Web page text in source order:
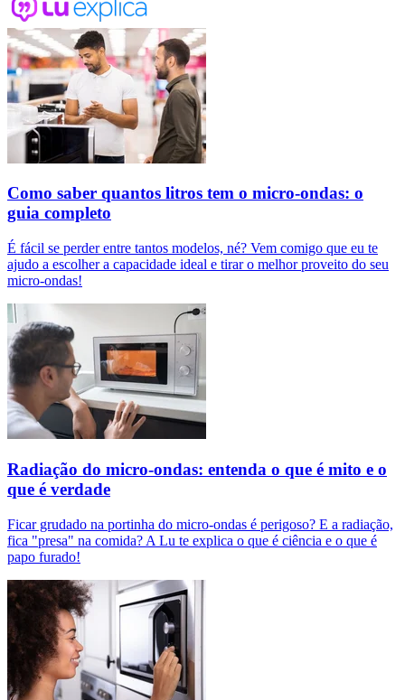
Como saber quantos litros tem o micro-ondas: o
guia completo
É fácil se perder entre tantos modelos, né? Vem comigo que eu te
ajudo a escolher a capacidade ideal e tirar o melhor proveito do seu
micro-ondas!
Radiação do micro-ondas: entenda o que é mito e o
que é verdade
Ficar grudado na portinha do micro-ondas é perigoso? E a radiação,
fica "presa" na comida? A Lu te explica o que é ciência e o que é
papo furado!